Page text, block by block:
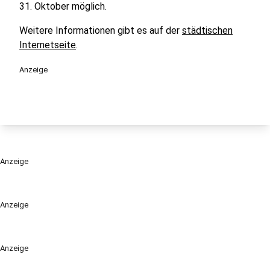
Anzeige
Anzeige
31. Oktober möglich.
Weitere Informationen gibt es auf der städtischen
Internetseite.
Anzeige
Anzeige